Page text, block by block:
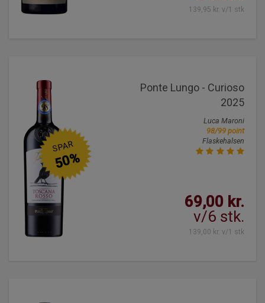
139,95 kr. v/1 stk
Ponte Lungo - Curioso
2025
Luca Maroni
98/99 point
Flaskehalsen
69,00 kr.
v/6 stk.
139,00 kr. v/1 stk
SPAR
50%